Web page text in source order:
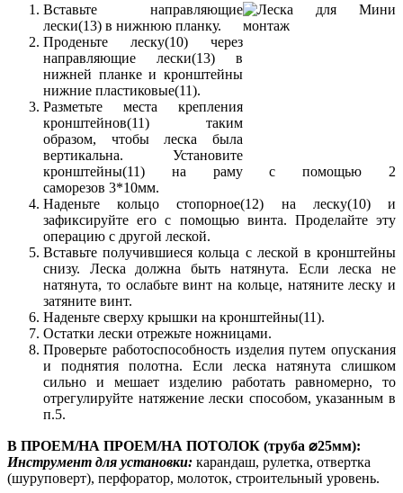
Вставьте направляющие
лески(13) в нижнюю планку.
Проденьте леску(10) через
направляющие лески(13) в
нижней планке и кронштейны
нижние пластиковые(11).
Разметьте места крепления
кронштейнов(11) таким
образом, чтобы леска была
вертикальна. Установите
кронштейны(11) на раму с помощью 2
саморезов 3*10мм.
Наденьте кольцо стопорное(12) на леску(10) и
зафиксируйте его с помощью винта. Проделайте эту
операцию с другой леской.
Вставьте получившиеся кольца с леской в кронштейны
снизу. Леска должна быть натянута. Если леска не
натянута, то ослабьте винт на кольце, натяните леску и
затяните винт.
Наденьте сверху крышки на кронштейны(11).
Остатки лески отрежьте ножницами.
Проверьте работоспособность изделия путем опускания
и поднятия полотна. Если леска натянута слишком
сильно и мешает изделию работать равномерно, то
отрегулируйте натяжение лески способом, указанным в
п.5.
В ПРОЕМ/НА ПРОЕМ/НА ПОТОЛОК (труба ⌀25мм):
Инструмент для установки: карандаш, рулетка, отвертка
(шуруповерт), перфоратор, молоток, строительный уровень.